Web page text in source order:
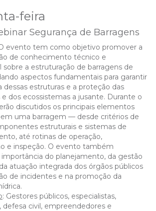
feira
Segurança de Barragens
evento tem como objetivo promover a
de conhecimento técnico e
sobre a estruturação de barragens de
aspectos fundamentais para garantir
dessas estruturas e a proteção das
dos ecossistemas a jusante. Durante o
discutidos os principais elementos
uma barragem — desde critérios de
estruturais e sistemas de
até rotinas de operação,
e inspeção. O evento também
importância do planejamento, da gestão
atuação integrada dos órgãos públicos
de incidentes e na promoção da
: Gestores públicos, especialistas,
defesa civil, empreendedores e